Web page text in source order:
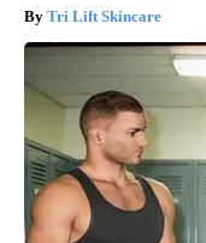
Tri Lift Skincare